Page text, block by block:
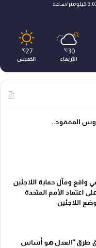
كيلومتر/ساعة
30
℃
الأربعاء
27
℃
الخميس
المفقود..
واقع ومآل حماية اللاجئين
75 سنة على اعتماد الأمم المتحدة
اللاجئين
طرق “العدل هو أساس